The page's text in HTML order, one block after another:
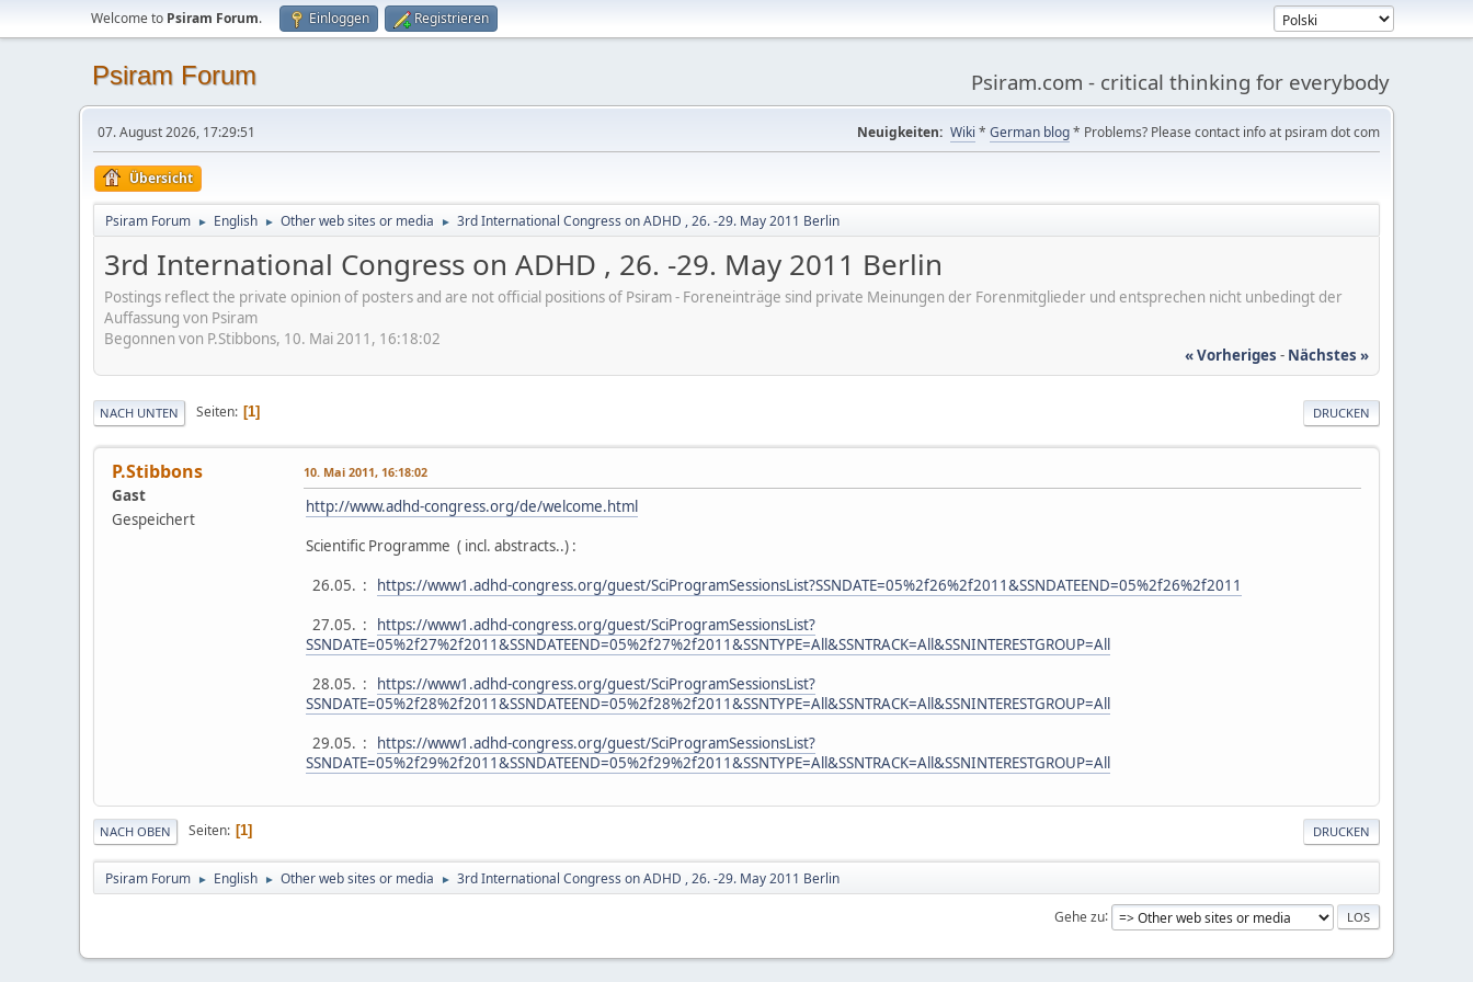
Welcome to Psiram Forum. Einloggen Registrieren
Psiram Forum Psiram.com - critical thinking for everybody
07. August 2026, 17:29:51 Neuigkeiten: Wiki * German blog* Problems? Please contact info at psiram dot com
Übersicht
Psiram Forum ► English ► Other web sites or media ► 3rd International Congress on ADHD , 26. -29. May 2011 Berlin
3rd International Congress on ADHD , 26. -29. May 2011 Berlin
Postings reflect the private opinion of posters and are not official positions of Psiram - Foreneinträge sind private Meinungen der Forenmitglieder und entsprechen nicht unbedingt der
Auffassung von Psiram
Begonnen von P.Stibbons, 10. Mai 2011, 16:18:02
« Vorheriges - Nächstes »
DRUCKEN
NACH UNTEN Seiten 1
P.Stibbons
Gast
Gespeichert
10. Mai 2011, 16:18:02
http://www.adhd-congress.org/de/welcome.html
Scientific Programme ( incl. abstracts..) :
26.05. : https://www1.adhd-congress.org/guest/SciProgramSessionsList?SSNDATE=05%2f26%2f2011&SSNDATEEND=05%2f26%2f2011
27.05. : https://www1.adhd-congress.org/guest/SciProgramSessionsList?
SSNDATE=05%2f27%2f2011&SSNDATEEND=05%2f27%2f2011&SSNTYPE=All&SSNTRACK=All&SSNINTERESTGROUP=All
28.05. : https://www1.adhd-congress.org/guest/SciProgramSessionsList?
SSNDATE=05%2f28%2f2011&SSNDATEEND=05%2f28%2f2011&SSNTYPE=All&SSNTRACK=All&SSNINTERESTGROUP=All
29.05. : https://www1.adhd-congress.org/guest/SciProgramSessionsList?
SSNDATE=05%2f29%2f2011&SSNDATEEND=05%2f29%2f2011&SSNTYPE=All&SSNTRACK=All&SSNINTERESTGROUP=All
DRUCKEN
NACH OBEN Seiten 1
Psiram Forum ► English ► Other web sites or media ► 3rd International Congress on ADHD , 26. -29. May 2011 Berlin
Gehe zu